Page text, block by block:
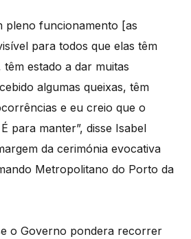
pleno funcionamento [as
para todos que elas têm
estado a dar muitas
algumas queixas, têm
e eu creio que o
para manter”, disse Isabel
da cerimónia evocativa
Metropolitano do Porto da
o Governo pondera recorrer